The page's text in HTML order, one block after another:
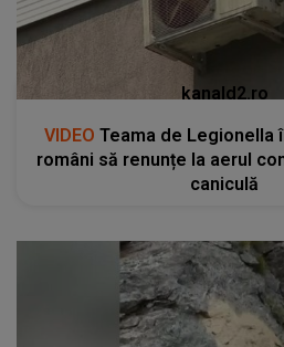
kanald2.ro
VIDEO Teama de Legionella
români să renunțe la aerul
caniculă